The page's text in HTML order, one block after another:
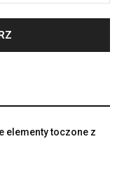
elementy toczone z